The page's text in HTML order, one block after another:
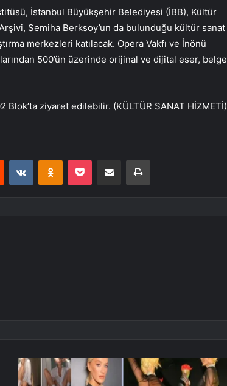
İstanbul Büyükşehir Belediyesi (İBB), Kültür
Semiha Berksoy’un da bulunduğu kültür sanat
merkezleri katılacak. Opera Vakfı ve İnönü
500’ün üzerinde orijinal ve dijital eser, belge
ziyaret edilebilir. (KÜLTÜR SANAT HİZMETİ)
Reddit VKontakteOdnoklassniki
Pocket E-Posta ile paylaş Yazdır